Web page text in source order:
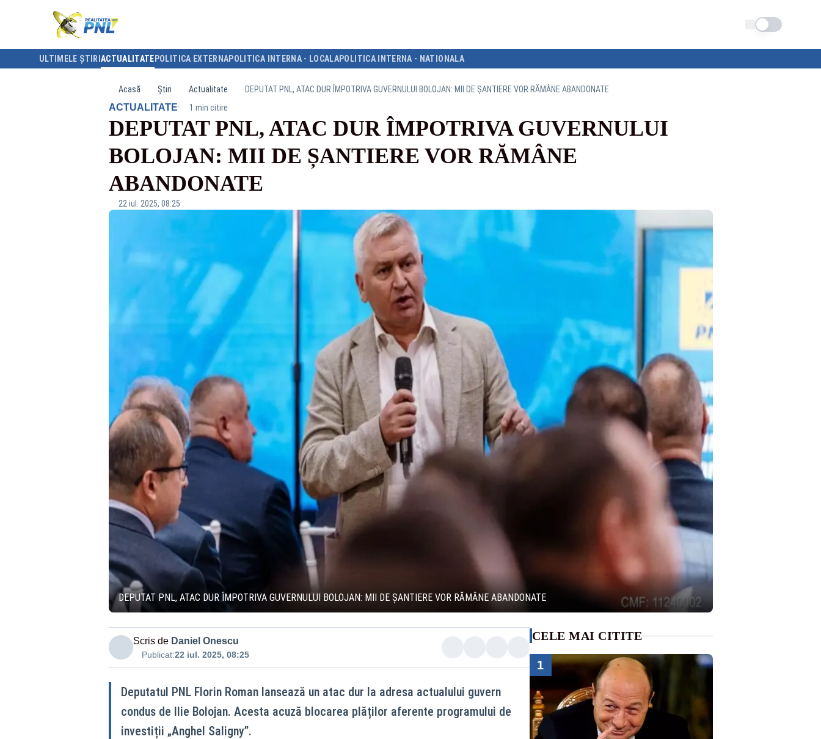
Schimba tema
ULTIMELE ȘTIRI ACTUALITATE POLITICA EXTERNAPOLITICA INTERNA - LOCALAPOLITICA INTERNA - NATIONALA
Acasă Știri Actualitate DEPUTAT PNL, ATAC DUR ÎMPOTRIVA GUVERNULUI BOLOJAN: MII DE ȘANTIERE VOR RĂMÂNE ABANDONATE
ACTUALITATE· 1 min citire
DEPUTAT PNL, ATAC DUR ÎMPOTRIVA GUVERNULUI
BOLOJAN: MII DE ȘANTIERE VOR RĂMÂNE
ABANDONATE
22 iul. 2025, 08:25
DEPUTAT PNL, ATAC DUR ÎMPOTRIVA GUVERNULUI BOLOJAN: MII DE ȘANTIERE VOR RĂMÂNE ABANDONATE
Scris de Daniel Onescu
Publicat:22 iul. 2025, 08:25
Deputatul PNL Florin Roman lansează un atac dur la adresa actualului guvern
condus de Ilie Bolojan. Acesta acuză blocarea plăților aferente programului de
investiții „Anghel Saligny”.
CELE MAI CITITE
1